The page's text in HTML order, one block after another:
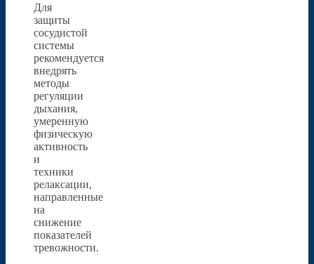
Для
защиты
сосудистой
системы
рекомендуется
внедрять
методы
регуляции
дыхания,
умеренную
физическую
активность
и
техники
релаксации,
направленные
на
снижение
показателей
тревожности.